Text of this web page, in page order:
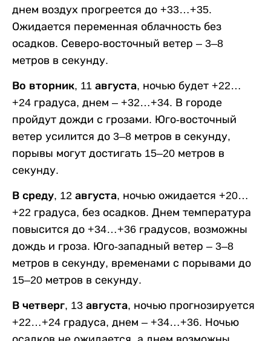
днем воздух прогреется до +33…+35.
Ожидается переменная облачность без
осадков. Северо-восточный ветер – 3–8
метров в секунду.
Во вторник, 11 августа, ночью будет +22…
+24 градуса, днем – +32…+34. В городе
пройдут дожди с грозами. Юго-восточный
ветер усилится до 3–8 метров в секунду,
порывы могут достигать 15–20 метров в
секунду.
В среду, 12 августа, ночью ожидается +20…
+22 градуса, без осадков. Днем температура
повысится до +34…+36 градусов, возможны
дождь и гроза. Юго-западный ветер – 3–8
метров в секунду, временами с порывами до
15–20 метров в секунду.
В четверг, 13 августа, ночью прогнозируется
+22…+24 градуса, днем – +34…+36. Ночью